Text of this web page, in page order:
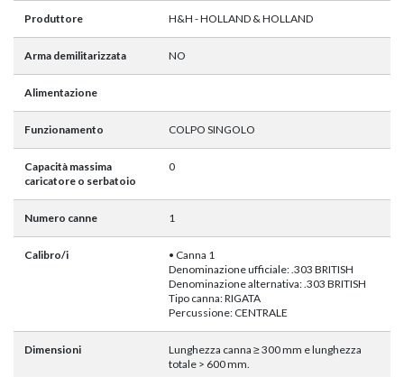
Produttore H&H - HOLLAND & HOLLAND
Arma demilitarizzata NO
Alimentazione
Funzionamento COLPO SINGOLO
Capacità massima
caricatore o serbatoio
0
Numero canne 1
Calibro/i
• Canna 1
Denominazione ufficiale: .303 BRITISH
Denominazione alternativa: .303 BRITISH
Tipo canna: RIGATA
Percussione: CENTRALE
Dimensioni
Lunghezza canna ≥ 300 mm e lunghezza
totale > 600 mm.